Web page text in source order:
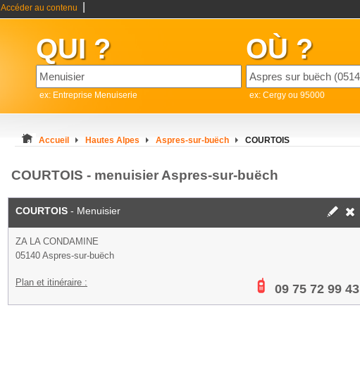
Accéder au contenu
QUI ?
ex: Entreprise Menuiserie
OÙ ?
ex: Cergy ou 95000
Accueil Hautes Alpes Aspres-sur-buëch COURTOIS
COURTOIS - menuisier Aspres-sur-buëch
COURTOIS - Menuisier
ZA LA CONDAMINE
05140 Aspres-sur-buëch
Plan et itinéraire : 09 75 72 99 43